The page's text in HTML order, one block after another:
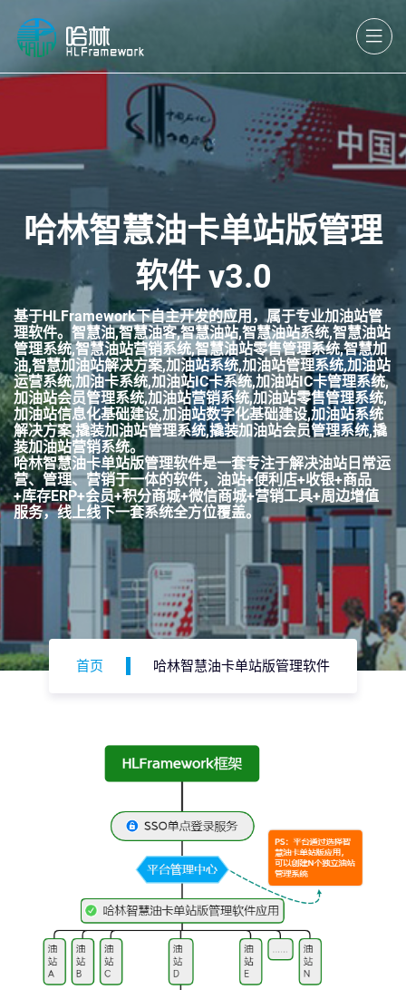
哈林智慧油卡单站版管理
软件 v3.0
基于HLFramework下自主开发的应用，属于专业加油站管
理软件。智慧油,智慧油客,智慧油站,智慧油站系统,智慧油站
管理系统,智慧油站营销系统,智慧油站零售管理系统,智慧加
油,智慧加油站解决方案,加油站系统,加油站管理系统,加油站
运营系统,加油卡系统,加油站IC卡系统,加油站IC卡管理系统,
加油站会员管理系统,加油站营销系统,加油站零售管理系统,
加油站信息化基础建设,加油站数字化基础建设,加油站系统
解决方案,撬装加油站管理系统,撬装加油站会员管理系统,撬
装加油站营销系统。
哈林智慧油卡单站版管理软件是一套专注于解决油站日常运
营、管理、营销于一体的软件，油站+便利店+收银+商品
+库存ERP+会员+积分商城+微信商城+营销工具+周边增值
服务，线上线下一套系统全方位覆盖。
首页 哈林智慧油卡单站版管理软件